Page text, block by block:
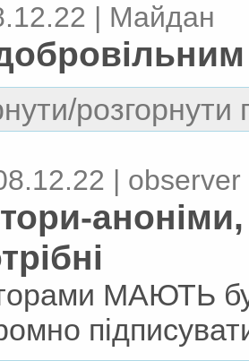
| Майдан
розгорнути
| observеr
МАЮТЬ